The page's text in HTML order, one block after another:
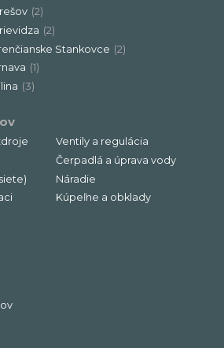
(2)
(2)
Stankovce (2)
(1)
(3)
Ventily a regulácia
Čerpadlá a úprava vody
Náradie
Kúpeľne a obklady